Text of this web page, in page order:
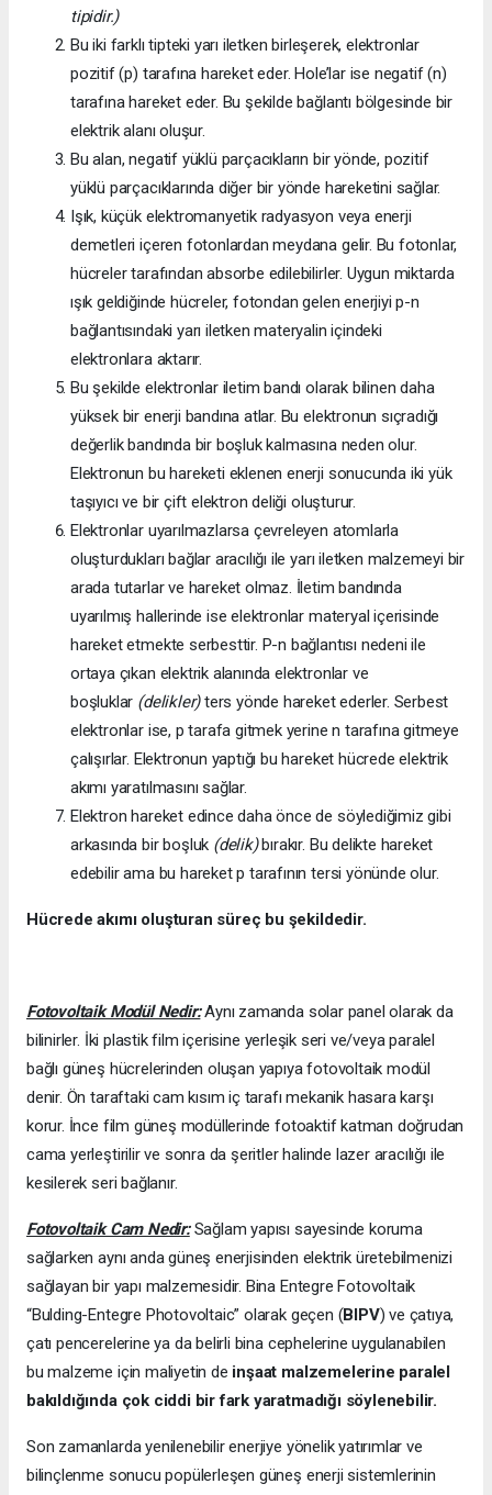
tipidir.)
Bu iki farklı tipteki yarı iletken birleşerek, elektronlar
pozitif (p) tarafına hareket eder. Hole’lar ise negatif (n)
tarafına hareket eder. Bu şekilde bağlantı bölgesinde bir
elektrik alanı oluşur.
Bu alan, negatif yüklü parçacıkların bir yönde, pozitif
yüklü parçacıklarında diğer bir yönde hareketini sağlar.
Işık, küçük elektromanyetik radyasyon veya enerji
demetleri içeren fotonlardan meydana gelir. Bu fotonlar,
hücreler tarafından absorbe edilebilirler. Uygun miktarda
ışık geldiğinde hücreler, fotondan gelen enerjiyi p-n
bağlantısındaki yarı iletken materyalin içindeki
elektronlara aktarır.
Bu şekilde elektronlar iletim bandı olarak bilinen daha
yüksek bir enerji bandına atlar. Bu elektronun sıçradığı
değerlik bandında bir boşluk kalmasına neden olur.
Elektronun bu hareketi eklenen enerji sonucunda iki yük
taşıyıcı ve bir çift elektron deliği oluşturur.
Elektronlar uyarılmazlarsa çevreleyen atomlarla
oluşturdukları bağlar aracılığı ile yarı iletken malzemeyi bir
arada tutarlar ve hareket olmaz. İletim bandında
uyarılmış hallerinde ise elektronlar materyal içerisinde
hareket etmekte serbesttir. P-n bağlantısı nedeni ile
ortaya çıkan elektrik alanında elektronlar ve
boşluklar (delikler)ters yönde hareket ederler. Serbest
elektronlar ise, p tarafa gitmek yerine n tarafına gitmeye
çalışırlar. Elektronun yaptığı bu hareket hücrede elektrik
akımı yaratılmasını sağlar.
Elektron hareket edince daha önce de söylediğimiz gibi
arkasında bir boşluk (delik)bırakır. Bu delikte hareket
edebilir ama bu hareket p tarafının tersi yönünde olur.
Hücrede akımı oluşturan süreç bu şekildedir.
Fotovoltaik Modül Nedir:Aynı zamanda solar panel olarak da
bilinirler. İki plastik film içerisine yerleşik seri ve/veya paralel
bağlı güneş hücrelerinden oluşan yapıya fotovoltaik modül
denir. Ön taraftaki cam kısım iç tarafı mekanik hasara karşı
korur. İnce film güneş modüllerinde fotoaktif katman doğrudan
cama yerleştirilir ve sonra da şeritler halinde lazer aracılığı ile
kesilerek seri bağlanır.
Fotovoltaik Cam Nedir:Sağlam yapısı sayesinde koruma
sağlarken aynı anda güneş enerjisinden elektrik üretebilmenizi
sağlayan bir yapı malzemesidir. Bina Entegre Fotovoltaik
“Bulding-Entegre Photovoltaic” olarak geçen (BIPV) ve çatıya,
çatı pencerelerine ya da belirli bina cephelerine uygulanabilen
bu malzeme için maliyetin de inşaat malzemelerine paralel
bakıldığında çok ciddi bir fark yaratmadığı söylenebilir.
Son zamanlarda yenilenebilir enerjiye yönelik yatırımlar ve
bilinçlenme sonucu popülerleşen güneş enerji sistemlerinin